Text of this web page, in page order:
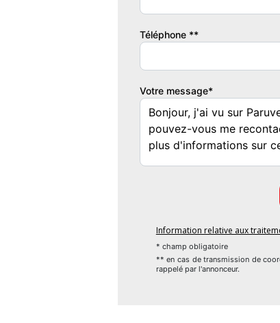
Nombre de rapports : 5
Couleur
Garantie mécanique
12 mois
Téléphone **
Votre message*
Information relative aux
* champ obligatoire
** en cas de transmission de
rappelé par l'annonceur.